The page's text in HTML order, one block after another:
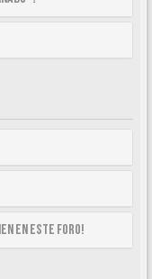
en este foro!